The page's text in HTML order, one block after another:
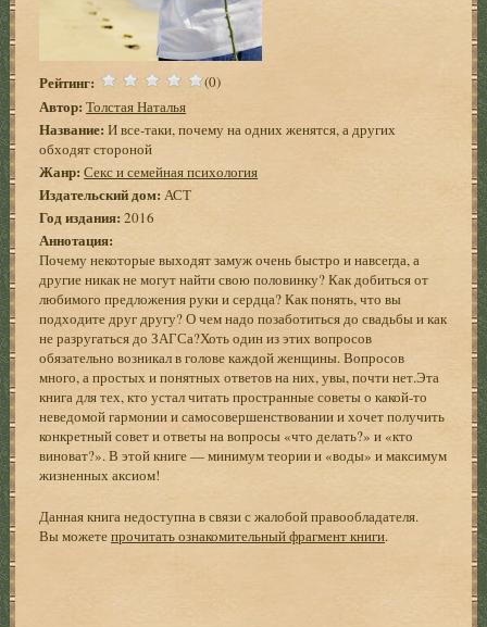
Рейтинг: (0)
Автор: Толстая Наталья
Название: И все-таки, почему на одних женятся, а других
обходят стороной
Жанр: Секс и семейная психология
Издательский дом: АСТ
Год издания:2016
Аннотация:
Почему некоторые выходят замуж очень быстро и навсегда, а
другие никак не могут найти свою половинку? Как добиться от
любимого предложения руки и сердца? Как понять, что вы
подходите друг другу? О чем надо позаботиться до свадьбы и как
не разругаться до ЗАГСа?Хоть один из этих вопросов
обязательно возникал в голове каждой женщины. Вопросов
много, а простых и понятных ответов на них, увы, почти нет.Эта
книга для тех, кто устал читать пространные советы о какой-то
неведомой гармонии и самосовершенствовании и хочет получить
конкретный совет и ответы на вопросы «что делать?» и «кто
виноват?». В этой книге — минимум теории и «воды» и максимум
жизненных аксиом!
Данная книга недоступна в связи с жалобой правообладателя.
Вы можетепрочитать ознакомительный фрагмент книги.